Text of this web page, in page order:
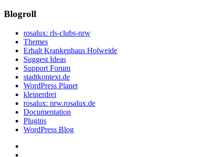
Blogroll
rosalux: rls-clubs-nrw
Themes
Erhalt Krankenhaus Holweide
Suggest Ideas
Support Forum
stadtkontext.de
WordPress Planet
kleinerdrei
rosalux: nrw.rosalux.de
Documentation
Plugins
WordPress Blog